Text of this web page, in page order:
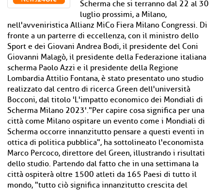
Scherma che si terranno dal 22 al 30
luglio prossimi, a Milano,
nell'avveniristica Allianz MiCo Fiera Milano Congressi. Di
fronte a un parterre di eccellenza, con il ministro dello
Sport e dei Giovani Andrea Bodi, il presidente del Coni
Giovanni Malagò, il presidente della Federazione italiana
scherma Paolo Azzi e il presidente della Regione
Lombardia Attilio Fontana, è stato presentato uno studio
realizzato dal centro di ricerca Green dell'università
Bocconi, dal titolo 'L'impatto economico dei Mondiali di
Scherma Milano 2023'."Per capire cosa significa per una
città come Milano ospitare un evento come i Mondiali di
Scherma occorre innanzitutto pensare a questi eventi in
ottica di politica pubblica", ha sottolineato l'economista
Marco Percoco, direttore del Green, illustrando i risultati
dello studio. Partendo dal fatto che in una settimana la
città ospiterà oltre 1500 atleti da 165 Paesi di tutto il
mondo, "tutto ciò significa innanzitutto crescita del